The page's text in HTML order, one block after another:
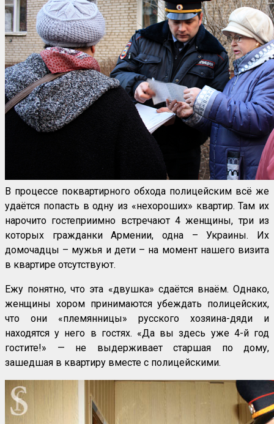
В процессе поквартирного обхода полицейским всё же
удаётся попасть в одну из «нехороших» квартир. Там их
нарочито гостеприимно встречают 4 женщины, три из
которых гражданки Армении, одна – Украины. Их
домочадцы – мужья и дети – на момент нашего визита
в квартире отсутствуют.
Ежу понятно, что эта «двушка» сдаётся внаём. Однако,
женщины хором принимаются убеждать полицейских,
что они «племянницы» русского хозяина-дяди и
находятся у него в гостях. «Да вы здесь уже 4-й год
гостите!» — не выдерживает старшая по дому,
зашедшая в квартиру вместе с полицейскими.